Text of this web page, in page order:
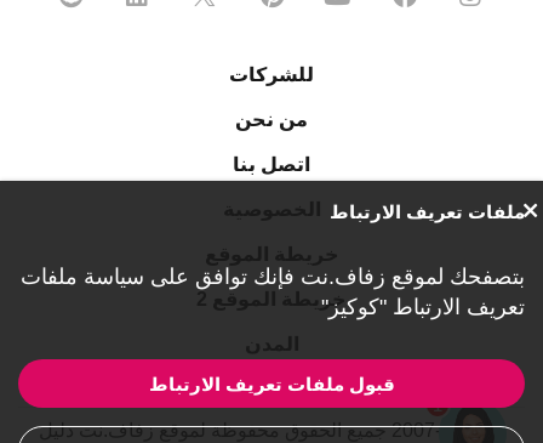
للشركات
من نحن
اتصل بنا
خريطة الموقع 2
© 2007-2026 جميع الحقوق محفوظة لموقع زفاف.نت دليل
ملفات تعريف الارتباط
بتصفحك لموقع زفاف.نت فإنك توافق على سياسة ملفات
تعريف الارتباط "كوكيز"
قبول ملفات تعريف الارتباط
1